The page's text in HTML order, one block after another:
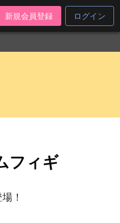
新規会員登録 ログイン
フィギ
！